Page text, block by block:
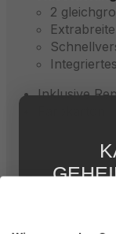
2
Inklusive